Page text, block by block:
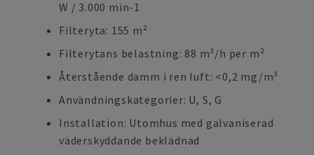
W / 3.000 min-1
Filteryta: 155 m²
Filterytans belastning: 88 m³/h per m²
Återstående damm i ren luft: <0,2 mg/m³
Användningskategorier: U, S, G
Installation: Utomhus med galvaniserad
väderskyddande beklädnad